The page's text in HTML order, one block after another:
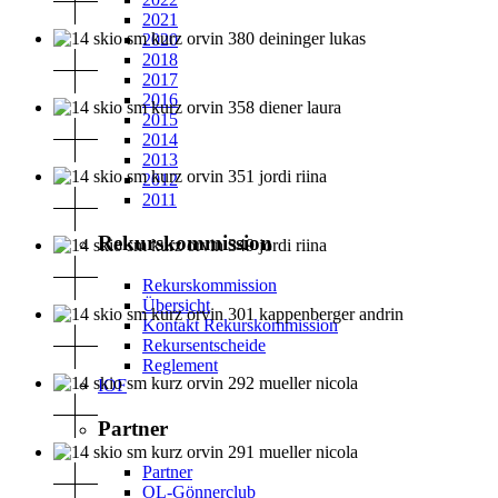
2021
2020
2018
2017
2016
2015
2014
2013
2012
2011
Rekurskommission
Rekurskommission
Übersicht
Kontakt Rekurskommission
Rekursentscheide
Reglement
IOF
Partner
Partner
OL-Gönnerclub